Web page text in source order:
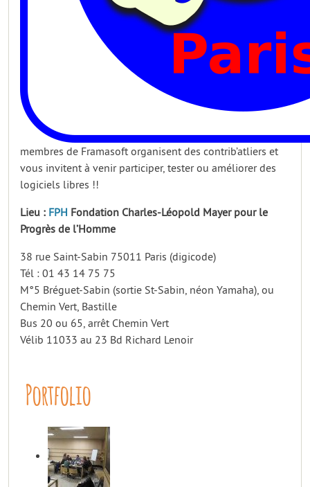
membres de Framasoft organisent des contrib’atliers et
vous invitent à venir participer, tester ou améliorer des
logiciels libres !!
Lieu : FPH Fondation Charles-Léopold Mayer pour le
Progrès de l’Homme
38 rue Saint-Sabin 75011 Paris (digicode)
Tél : 01 43 14 75 75
M°5 Bréguet-Sabin (sortie St-Sabin, néon Yamaha), ou
Chemin Vert, Bastille
Bus 20 ou 65, arrêt Chemin Vert
Vélib 11033 au 23 Bd Richard Lenoir
Portfolio